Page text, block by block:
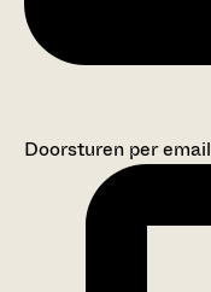
Doorsturen per email